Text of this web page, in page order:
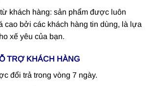
khách hàng: sản phẩm được luôn
cao bởi các khách hàng tin dùng, là lựa
xế yêu của bạn.
TRỢ KHÁCH HÀNG
đổi trả trong vòng 7 ngày.